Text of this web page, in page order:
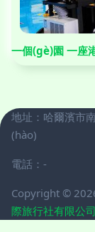
一個(gè)園 一座
地址：哈爾濱市
(hào)
電話：-
Copyright ©
際旅行社有限公